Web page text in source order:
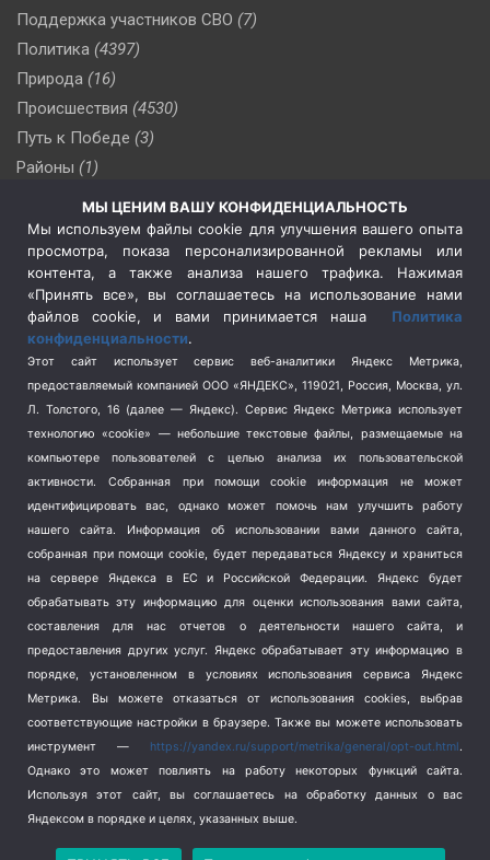
Поддержка участников СВО (7)
Политика (4397)
Природа (16)
Происшествия (4530)
Путь к Победе (3)
Районы (1)
(510)
Сельское хозяйство (3)
Социальная политика
(3)
Спецоперация в Украине
Спецоперация на Украине
(404)
Спорт (740)
Терроризм (1)
Транспорт (262)
Туризм (178)
Флот (76)
Школа и спорт (2)
Экология (8)
Экономика (1172)
Copyright © 2026
МЫ ЦЕНИМ ВАШУ КОНФИДЕНЦИАЛЬНОСТЬ
Мы используем файлы cookie для улучшения вашего опыта
просмотра, показа персонализированной рекламы или
контента, а также анализа нашего трафика. Нажимая
«Принять все», вы соглашаетесь на использование нами
файлов cookie, и вами принимается наша Политика
конфиденциальности.
Этот сайт использует сервис веб-аналитики Яндекс Метрика,
предоставляемый компанией ООО «ЯНДЕКС», 119021, Россия, Москва, ул.
Л. Толстого, 16 (далее — Яндекс). Сервис Яндекс Метрика использует
технологию «cookie» — небольшие текстовые файлы, размещаемые на
компьютере пользователей с целью анализа их пользовательской
активности.
Собранная при помощи cookie информация не может
идентифицировать вас, однако может помочь нам улучшить работу
нашего сайта. Информация об использовании вами данного сайта,
собранная при помощи cookie, будет передаваться Яндексу и храниться
на сервере Яндекса в ЕС и Российской Федерации. Яндекс будет
обрабатывать эту информацию для оценки использования вами сайта,
составления для нас отчетов о деятельности нашего сайта, и
предоставления других услуг. Яндекс обрабатывает эту информацию в
порядке, установленном в условиях использования сервиса Яндекс
Метрика.
Вы можете отказаться от использования cookies, выбрав
соответствующие настройки в браузере. Также вы можете использовать
инструмент — https://yandex.ru/support/metrika/general/opt-out.html.
Однако это может повлиять на работу некоторых функций сайта.
Используя этот сайт, вы соглашаетесь на обработку данных о вас
Яндексом в порядке и целях, указанных выше.